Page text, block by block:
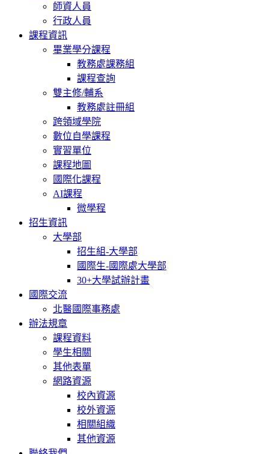
師資人員
行政人員
課程資訊
畢業學分課程
教務處課務組
課程查詢
雙主修/輔系
教務處註冊組
跨領域學院
數位自學課程
實習單位
課程地圖
國際化課程
AI課程
微學程
招生資訊
大學部
招生組-大學部
國際生-國際處大學部
30+大學試辦計畫
國際交流
北醫國際事務處
辦法規章
課程資料
學生相關
其他表單
網路資源
校內資源
校外資源
相關組織
其他資源